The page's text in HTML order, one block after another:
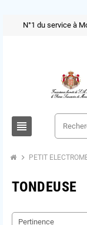
N°1 du service à
view_headline
chevron_right PETIT
TONDEUSE
Pertinence